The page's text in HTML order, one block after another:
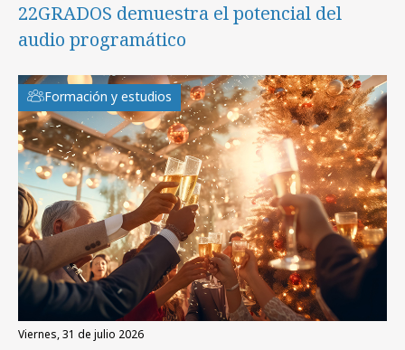
22GRADOS demuestra el potencial del
audio programático
Formación y estudios
viernes, 31 de julio 2026